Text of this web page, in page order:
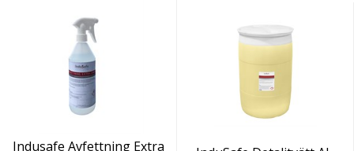
Indusafe Avfettning Extra